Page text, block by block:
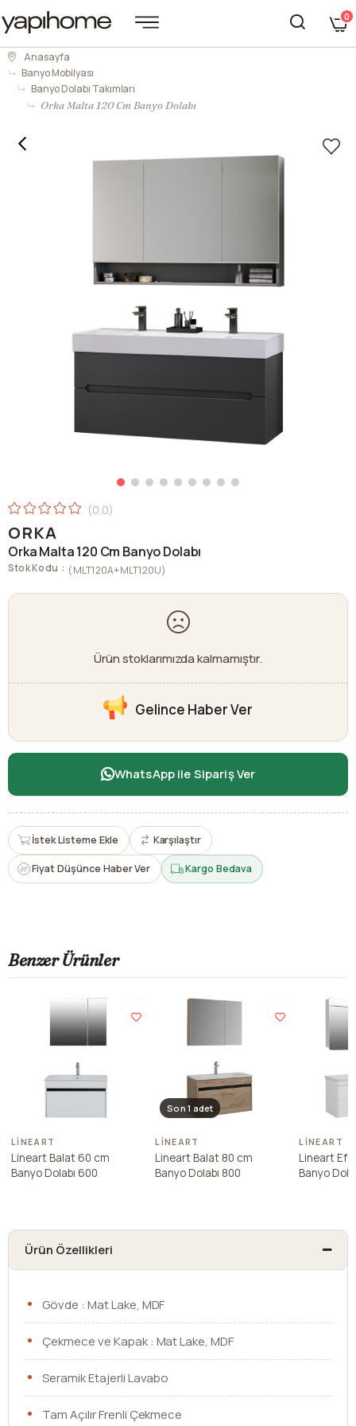
0
Anasayfa
Banyo Mobilyası
Banyo Dolabı Takımları
Orka Malta 120 Cm Banyo Dolabı
0.0
ORKA
Orka Malta 120 Cm Banyo Dolabı
Stok Kodu (MLT120A+MLT120U)
Ürün stoklarımızda kalmamıştır.
Gelince Haber Ver
WhatsApp ile Sipariş Ver
İstek Listeme Ekle Karşılaştır
Fiyat Düşünce Haber Ver Kargo Bedava
Benzer Ürünler
LINEART
Lineart Balat 60 cm
Banyo Dolabı 600
Son 1 adet
LINEART
Lineart Balat 80 cm
Banyo Dolabı 800
LINEART
Lineart
Banyo
Ürün Özellikleri
Gövde : Mat Lake, MDF
Çekmece ve Kapak : Mat Lake, MDF
Seramik Etajerli Lavabo
Tam Açılır Frenli Çekmece